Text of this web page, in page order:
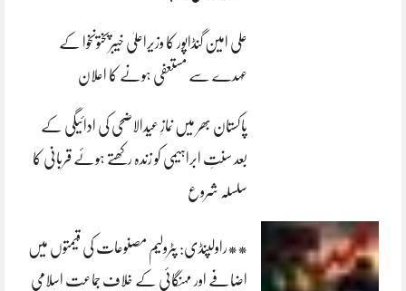
علی امین گنڈاپور کا وزیراعلیٰ خیبرپختونخوا کے
عہدے سے مستعفی ہونے کا اعلان
پاکستان بھر میں نمازِ عیدالاضحی کی ادائیگی کے
بعد سنتِ ابراہیمی کو زندہ رکھتے ہوئے قربانی کا
سلسلہ شروع
**راولپنڈی: پٹرولیم مصنوعات کی قیمتوں میں
اضافے اور مہنگائی کے خلاف جماعت اسلامی